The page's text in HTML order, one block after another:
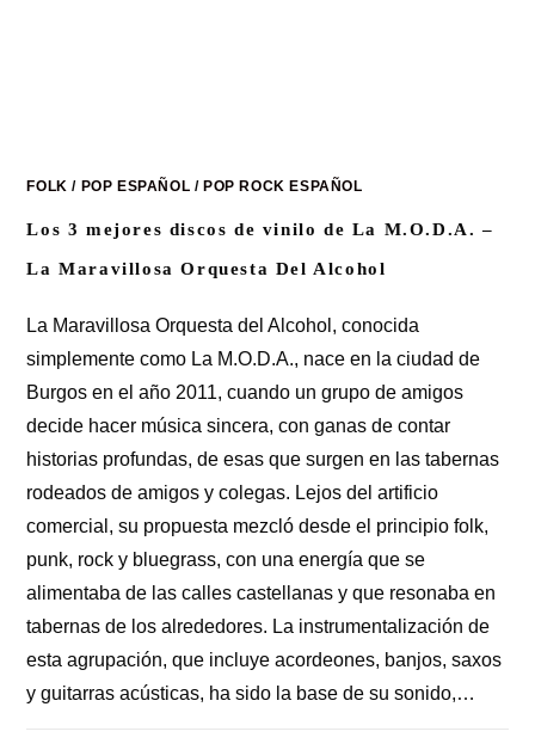
FOLK / POP ESPAÑOL /POP ROCK ESPAÑOL
Los 3 mejores discos de vinilo de La M.O.D.A. –
La Maravillosa Orquesta Del Alcohol
La Maravillosa Orquesta del Alcohol, conocida
simplemente como La M.O.D.A., nace en la ciudad de
Burgos en el año 2011, cuando un grupo de amigos
decide hacer música sincera, con ganas de contar
historias profundas, de esas que surgen en las tabernas
rodeados de amigos y colegas. Lejos del artificio
comercial, su propuesta mezcló desde el principio folk,
punk, rock y bluegrass, con una energía que se
alimentaba de las calles castellanas y que resonaba en
tabernas de los alrededores. La instrumentalización de
esta agrupación, que incluye acordeones, banjos, saxos
y guitarras acústicas, ha sido la base de su sonido,…